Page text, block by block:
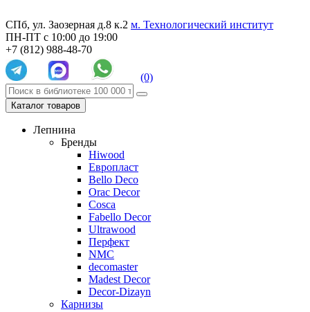
СПб, ул. Заозерная д.8 к.2 м. Технологический институт
ПН-ПТ с 10:00 до 19:00
+7 (812) 988-48-70
(0)
Каталог товаров
Лепнина
Бренды
Hiwood
Европласт
Bello Deco
Orac Decor
Cosca
Fabello Decor
Ultrawood
Перфект
NMC
decomaster
Madest Decor
Decor-Dizayn
Карнизы